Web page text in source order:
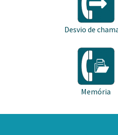
Desvio de
Memória